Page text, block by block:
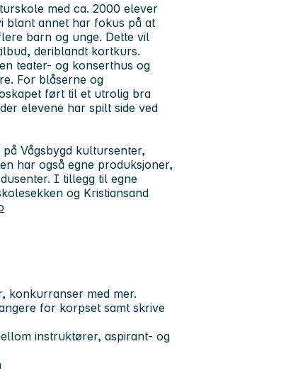
med ca. 2000 elever
blant annet har fokus på at
barn og unge. Dette vil
deriblandt kortkurs.
teater- og konserthus og
For blåserne og
ført til et utrolig bra
elevene har spilt side ved
Vågsbygd kultursenter,
har også egne produksjoner,
I tillegg til egne
og Kristiansand
konkurranser med mer.
for korpset samt skrive
instruktører, aspirant- og